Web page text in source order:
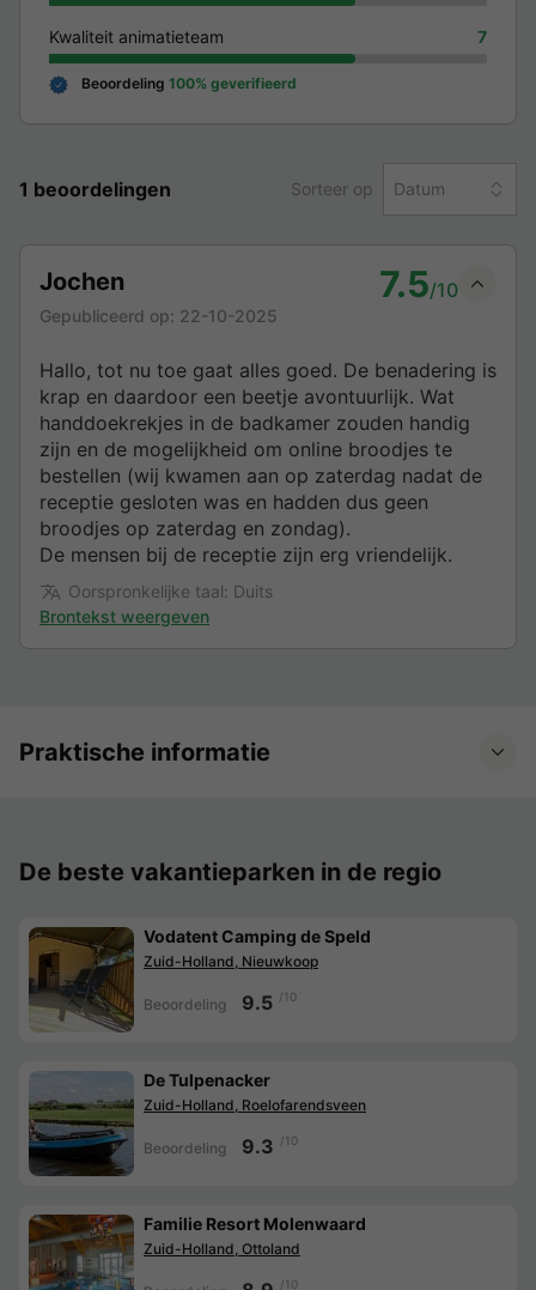
Kwaliteit animatieteam 7
Beoordeling 100% geverifieerd
1 beoordelingen Sorteer op Datum
Jochen 7.5/10
Gepubliceerd op: 22-10-2025
Hallo, tot nu toe gaat alles goed. De benadering is
krap en daardoor een beetje avontuurlijk. Wat
handdoekrekjes in de badkamer zouden handig
zijn en de mogelijkheid om online broodjes te
bestellen (wij kwamen aan op zaterdag nadat de
receptie gesloten was en hadden dus geen
broodjes op zaterdag en zondag).
De mensen bij de receptie zijn erg vriendelijk.
Oorspronkelijke taal: Duits
Brontekst weergeven
Praktische informatie
De beste vakantieparken in de regio
Vodatent Camping de Speld
Zuid-Holland, Nieuwkoop
Beoordeling 9.5 /10
De Tulpenacker
Zuid-Holland, Roelofarendsveen
Beoordeling 9.3 /10
Familie Resort Molenwaard
Zuid-Holland, Ottoland
/10